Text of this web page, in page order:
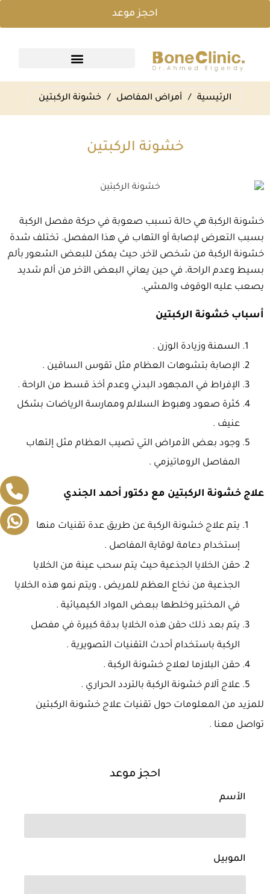
احجز موعد
الرئيسية / أمراض المفاصل / خشونة الركبتين
خشونة الركبتين
خشونة الركبة هي حالة تسبب صعوبة في حركة مفصل الركبة
بسبب التعرض لإصابة أو التهاب في هذا المفصل. تختلف شدة
خشونة الركبة من شخص لآخر، حيث يمكن للبعض الشعور بألم
بسيط وعدم الراحة، في حين يعاني البعض الآخر من ألم شديد
يصعب عليه الوقوف والمشي.
أسباب خشونة الركبتين
السمنة وزيادة الوزن .
الإصابة بتشوهات العظام مثل تقوس الساقين .
الإفراط في المجهود البدني وعدم أخذ قسط من الراحة .
كثرة صعود وهبوط السلالم وممارسة الرياضات بشكل
عنيف .
وجود بعض الأمراض التي تصيب العظام مثل إلتهاب
المفاصل الروماتيزمي .
علاج خشونة الركبتين مع دكتور أحمد الجندي
يتم علاج خشونة الركبة عن طريق عدة تقنيات منها
إستخدام دعامة لوقاية المفاصل .
حقن الخلايا الجذعية حيث يتم سحب عينة من الخلايا
الجذعية من نخاع العظم للمريض ، ويتم نمو هذه الخلايا
في المختبر وخلطها ببعض المواد الكيميائية .
يتم بعد ذلك حقن هذه الخلايا بدقة كبيرة في مفصل
الركبة باستخدام أحدث التقنيات التصويرية .
حقن البلازما لعلاج خشونة الركبة .
علاج آلام خشونة الركبة بالتردد الحراري .
للمزيد من المعلومات حول تقنيات علاج خشونة الركبتين
تواصل معنا .
احجز موعد
الأسم
الموبيل